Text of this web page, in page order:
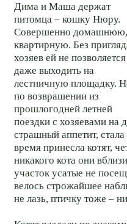
Дима и Маша держат
питомца – кошку Нюру.
Совершенно домашнюю,
квартирную. Без
хозяев ей не позволяется
даже выходить на
лестничную площадку.
по возврашении из
прошлогодней летней
поездки с хозяевами на
страшный аппетит,
время принесла котят,
никакого кота они
участок усатые не
велось строжайшее
не лазь, птичку тоже –